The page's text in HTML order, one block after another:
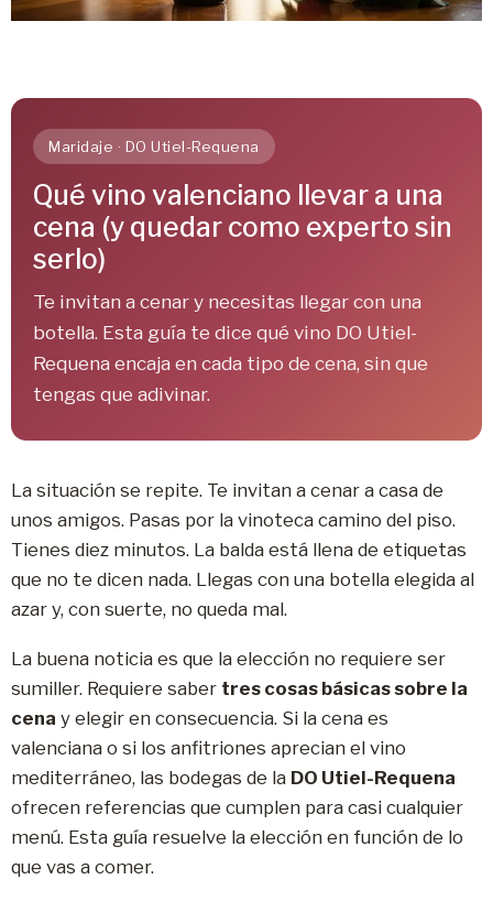
Maridaje · DO Utiel-Requena
Qué vino valenciano llevar a una
cena (y quedar como experto sin
serlo)
Te invitan a cenar y necesitas llegar con una
botella. Esta guía te dice qué vino DO Utiel-
Requena encaja en cada tipo de cena, sin que
tengas que adivinar.
La situación se repite. Te invitan a cenar a casa de
unos amigos. Pasas por la vinoteca camino del piso.
Tienes diez minutos. La balda está llena de etiquetas
que no te dicen nada. Llegas con una botella elegida al
azar y, con suerte, no queda mal.
La buena noticia es que la elección no requiere ser
sumiller. Requiere saber tres cosas básicas sobre la
cena y elegir en consecuencia. Si la cena es
valenciana o si los anfitriones aprecian el vino
mediterráneo, las bodegas de la DO Utiel-Requena
ofrecen referencias que cumplen para casi cualquier
menú. Esta guía resuelve la elección en función de lo
que vas a comer.